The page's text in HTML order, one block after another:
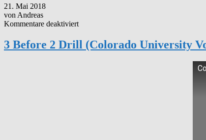
21. Mai 2018
von Andreas
Kommentare deaktiviertfür
Before
2
3 Before 2 Drill (Colorado University